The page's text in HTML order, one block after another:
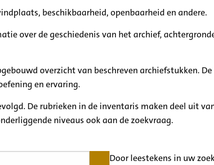
beschikbaarheid, openbaarheid en andere.
over de geschiedenis van het archief,
overzicht van beschreven archiefstukken.
en ervaring.
De rubrieken in de inventaris maken deel uit
niveaus ook aan de zoekvraag.
Door leestekens in uw